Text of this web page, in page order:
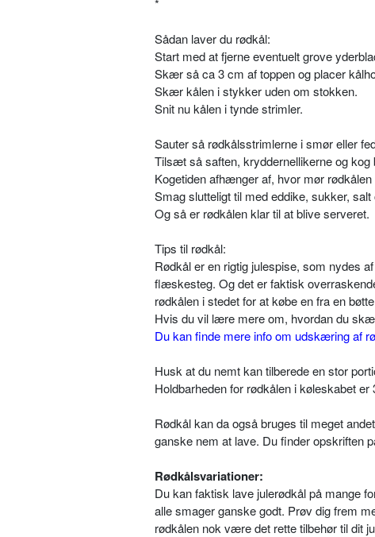
*
Sådan laver du rødkål:
Start med at fjerne eventuelt grove
Skær så ca 3 cm af toppen og placer
Skær kålen i stykker uden om stokken.
Snit nu kålen i tynde strimler.
Sauter så rødkålsstrimlerne i smør eller
Tilsæt så saften, kryddernellikerne og kog
Kogetiden afhænger af, hvor mør
Smag slutteligt til med eddike, sukker,
Og så er rødkålen klar til at blive serveret.
Tips til rødkål:
Rødkål er en rigtig julespise, som nydes
flæskesteg. Og det er faktisk
rødkålen i stedet for at købe en fra en
Hvis du vil lære mere om, hvordan du
Du kan finde mere info om udskæring af
Husk at du nemt kan tilberede en stor
Holdbarheden for rødkålen i køleskabet
Rødkål kan da også bruges til meget
ganske nem at lave. Du finder opskriften
Rødkålsvariationer:
Du kan faktisk lave julerødkål på mange
alle smager ganske godt. Prøv dig frem
rødkålen nok være det rette tilbehør til dit